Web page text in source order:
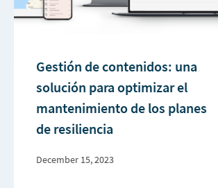
Gestión de contenidos: una
solución para optimizar el
mantenimiento de los planes
de resiliencia
December 15, 2023